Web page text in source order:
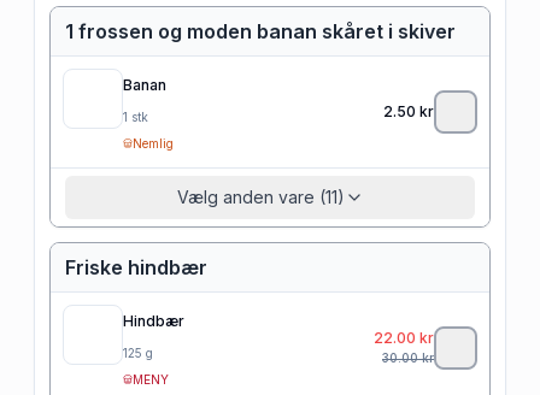
1 frossen og moden banan skåret i skiver
Banan
1 stk
Nemlig
2.50 kr
Vælg anden vare (11)
Friske hindbær
Hindbær
125 g
MENY
22.00 kr
30.00kr